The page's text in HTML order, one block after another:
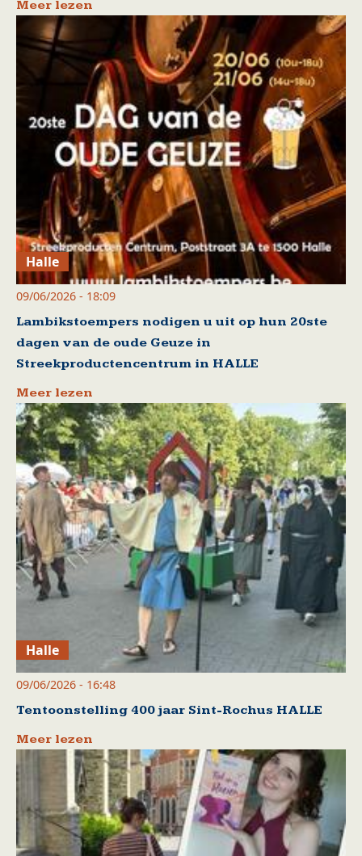
Meer lezen
Halle
09/06/2026 - 18:09
Lambikstoempers nodigen u uit op hun 20ste
dagen van de oude Geuze in
Streekproductencentrum in HALLE
Meer lezen
Halle
09/06/2026 - 16:48
Tentoonstelling 400 jaar Sint-Rochus HALLE
Meer lezen